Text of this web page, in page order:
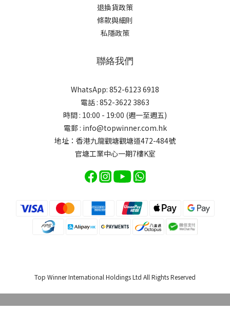
退換貨政策
條款與細則
私隱政策
聯絡我們
WhatsApp: 852-6123 6918
電話 : 852-3622 3863
時間 : 10:00 - 19:00 (週一至週五)
電郵 : info@topwinner.com.hk
地址：香港九龍觀塘觀塘道472-484號
官塘工業中心一期7樓K室
Top Winner International Holdings Ltd All Rights Reserved